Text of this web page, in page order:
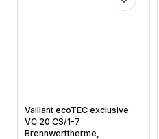
Vaillant ecoTEC exclusive
VC 20 CS/1-7
Brennwerttherme,